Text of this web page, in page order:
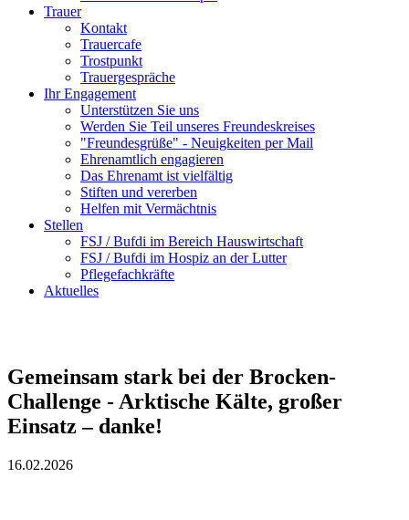
Trauer
Kontakt
Trauercafe
Trostpunkt
Trauergespräche
Ihr Engagement
Unterstützen Sie uns
Werden Sie Teil unseres Freundeskreises
"Freundesgrüße" - Neuigkeiten per Mail
Ehrenamtlich engagieren
Das Ehrenamt ist vielfältig
Stiften und vererben
Helfen mit Vermächtnis
Stellen
FSJ / Bufdi im Bereich Hauswirtschaft
FSJ / Bufdi im Hospiz an der Lutter
Pflegefachkräfte
Aktuelles
Gemeinsam stark bei der Brocken-
Challenge - Arktische Kälte, großer
Einsatz – danke!
16.02.2026